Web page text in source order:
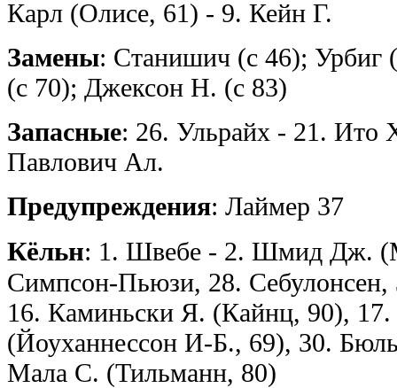
Карл (Олисе, 61) - 9. Кейн Г.
Замены: Станишич (с 46); Урбиг
(с 70); Джексон Н. (с 83)
Запасные: 26. Ульрайх - 21. Ито
Павлович Ал.
Предупреждения: Лаймер 37
Кёльн: 1. Швебе - 2. Шмид Дж.
Симпсон-Пьюзи, 28.
16. Каминьски Я. (Кайнц, 90),
(Йоуханнессон И-Б., 69), 30.
Мала С. (Тильманн, 80)